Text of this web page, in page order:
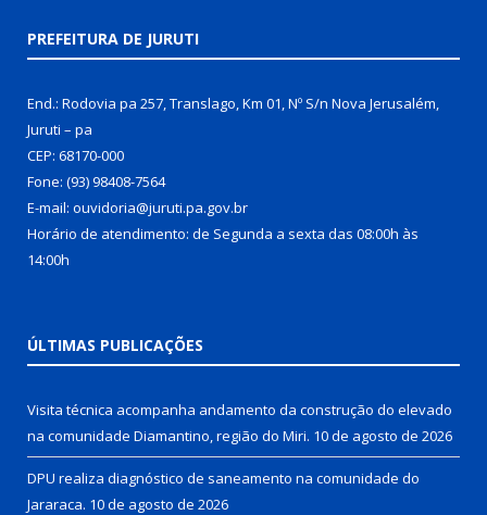
PREFEITURA DE JURUTI
End.: Rodovia pa 257, Translago, Km 01, Nº S/n Nova Jerusalém,
Juruti – pa
CEP: 68170-000
Fone: (93) 98408-7564
E-mail: ouvidoria@juruti.pa.gov.br
Horário de atendimento: de Segunda a sexta das 08:00h às
14:00h
ÚLTIMAS PUBLICAÇÕES
Visita técnica acompanha andamento da construção do elevado
na comunidade Diamantino, região do Miri. 10 de agosto de 2026
DPU realiza diagnóstico de saneamento na comunidade do
Jararaca. 10 de agosto de 2026